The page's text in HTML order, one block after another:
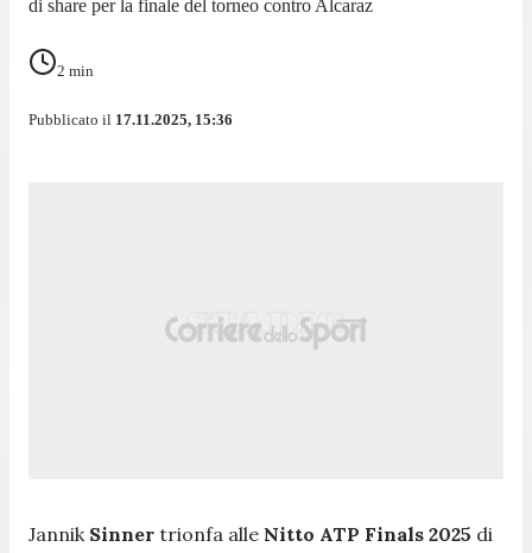
di share per la finale del torneo contro Alcaraz
2 min
Pubblicato il 17.11.2025, 15:36
Jannik Sinner trionfa alle Nitto ATP Finals 2025 di